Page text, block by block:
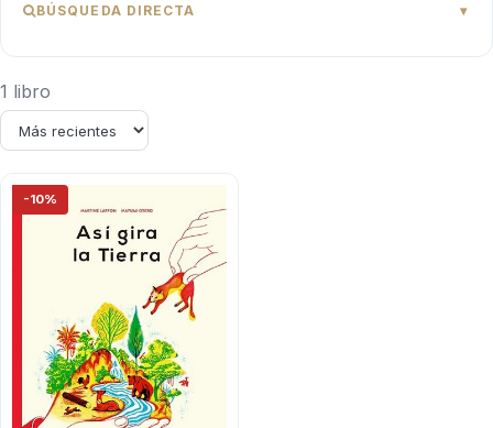
BÚSQUEDA DIRECTA
1 libro
-10%